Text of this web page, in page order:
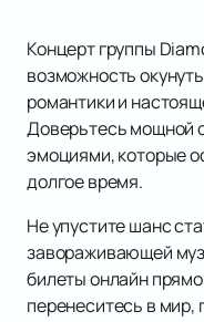
Концерт группы
возможность
романтики и
Доверьтесь мощной
эмоциями, которые
долгое время.
Не упустите шанс
завораживающей
билеты онлайн
перенеситесь в мир,